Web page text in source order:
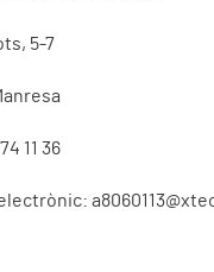
5-7
11 36